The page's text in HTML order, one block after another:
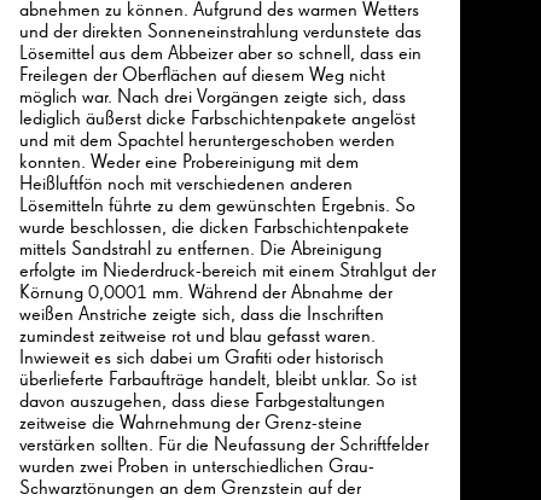
abnehmen zu können. Aufgrund des warmen Wetters
und der direkten Sonneneinstrahlung verdunstete das
Lösemittel aus dem Abbeizer aber so schnell, dass ein
Freilegen der Oberflächen auf diesem Weg nicht
möglich war. Nach drei Vorgängen zeigte sich, dass
lediglich äußerst dicke Farbschichtenpakete angelöst
und mit dem Spachtel heruntergeschoben werden
konnten. Weder eine Probereinigung mit dem
Heißluftfön noch mit verschiedenen anderen
Lösemitteln führte zu dem gewünschten Ergebnis. So
wurde beschlossen, die dicken Farbschichtenpakete
mittels Sandstrahl zu entfernen. Die Abreinigung
erfolgte im Niederdruck-bereich mit einem Strahlgut der
Körnung 0,0001 mm. Während der Abnahme der
weißen Anstriche zeigte sich, dass die Inschriften
zumindest zeitweise rot und blau gefasst waren.
Inwieweit es sich dabei um Grafiti oder historisch
überlieferte Farbaufträge handelt, bleibt unklar. So ist
davon auszugehen, dass diese Farbgestaltungen
zeitweise die Wahrnehmung der Grenz-steine
verstärken sollten. Für die Neufassung der Schriftfelder
wurden zwei Proben in unterschiedlichen Grau-
Schwarztönungen an dem Grenzstein auf der